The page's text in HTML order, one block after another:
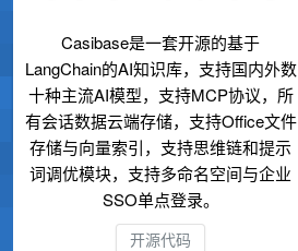
Casibase是一套开源的基于
LangChain的AI知识库，支持国内外数
十种主流AI模型，支持MCP协议，所
有会话数据云端存储，支持Office文件
存储与向量索引，支持思维链和提示
词调优模块，支持多命名空间与企业
SSO单点登录。
开源代码